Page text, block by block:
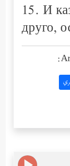
15. И
друго,